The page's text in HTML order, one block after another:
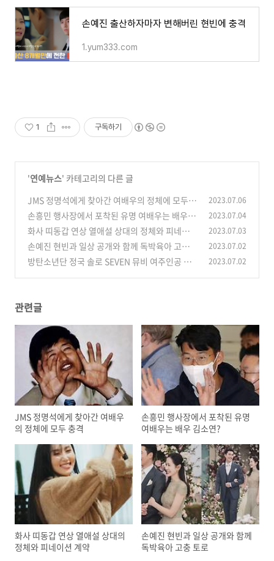
손예진 출산하자마자 변해버린 현빈에 충격
1.yum333.com
1 구독하기
'연예뉴스' 카테고리의 다른 글
JMS 정명석에게 찾아간 여배우의 정체에 모두
충격
(0)
2023.07.06
손흥민 행사장에서 포착된 유명 여배우는 배우 김
소연? (0)
2023.07.04
화사 띠동갑 연상 열애설 상대의 정체와 피네이션
계약
(0)
2023.07.03
손예진 현빈과 일상 공개와 함께 독박육아 고충
토로
(0)
2023.07.02
방탄소년단 정국 솔로 SEVEN 뮤비 여주인공 한
2023.07.02
관련글
JMS 정명석에게 찾아간 여배우
의 정체에 모두 충격
손흥민 행사장에서 포착된 유명
여배우는 배우 김소연?
화사 띠동갑 연상 열애설 상대의
정체와 피네이션 계약
손예진 현빈과 일상 공개와 함께
독박육아 고충 토로